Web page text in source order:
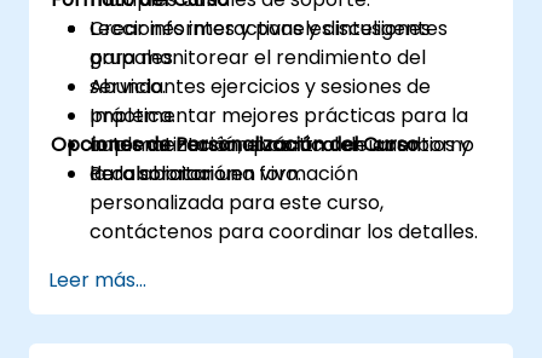
Crear informes y paneles inteligentes
para monitorear el rendimiento del
servicio.
Implementar mejores prácticas para la
automatización, el control de cambios y
la colaboración.
Lecciones interactivas y discusiones
grupales.
Abundantes ejercicios y sesiones de
práctica.
Implementación práctica en un entorno
de laboratorio en vivo.
Opciones de Personalización del Curso
Para solicitar una formación
personalizada para este curso,
contáctenos para coordinar los detalles.
Leer más...